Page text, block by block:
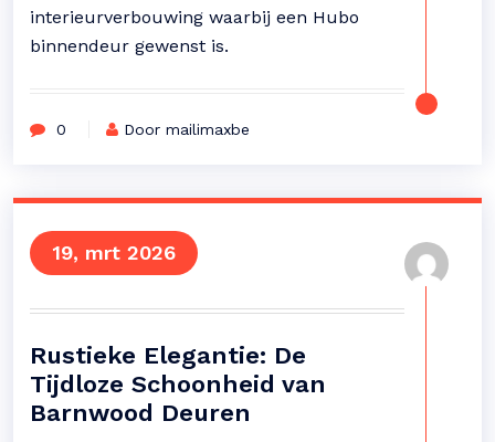
interieurverbouwing waarbij een Hubo
binnendeur gewenst is.
0 Door mailimaxbe
19, mrt 2026
Rustieke Elegantie: De
Tijdloze Schoonheid van
Barnwood Deuren